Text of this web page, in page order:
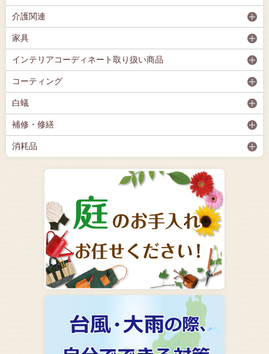
介護関連
家具
インテリアコーディネート取り扱い商品
コーティング
白蟻
補修・修繕
消耗品